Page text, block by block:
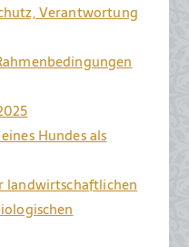
Verantwortung
Hundes als
landwirtschaftlichen